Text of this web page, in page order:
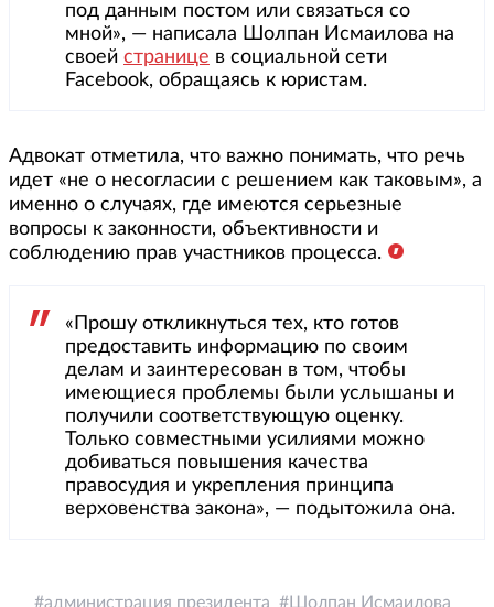
под данным постом или связаться со
мной», — написала Шолпан Исмаилова на
своей странице в социальной сети
Facebook, обращаясь к юристам.
Адвокат отметила, что важно понимать, что речь
идет «не о несогласии с решением как таковым», а
именно о случаях, где имеются серьезные
вопросы к законности, объективности и
соблюдению прав участников процесса.
«Прошу откликнуться тех, кто готов
предоставить информацию по своим
делам и заинтересован в том, чтобы
имеющиеся проблемы были услышаны и
получили соответствующую оценку.
Только совместными усилиями можно
добиваться повышения качества
правосудия и укрепления принципа
верховенства закона», — подытожила она.
администрация президента Шолпан Исмаилова